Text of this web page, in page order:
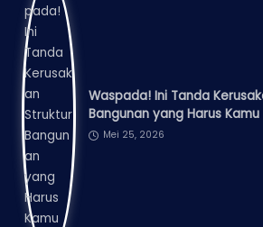
Waspada! Ini Tanda
Bangunan yang Harus Kamu
Mei 25, 2026